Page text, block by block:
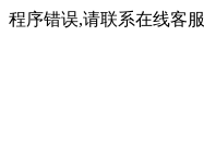
程序错误,请联系在线客服